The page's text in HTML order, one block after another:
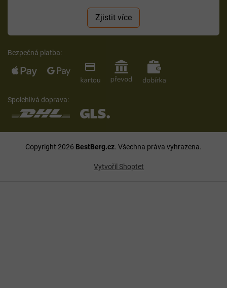
Zjistit více
Bezpečná platba:
Spolehlivá doprava:
Vytvořil Shoptet
Copyright 2026 BestBerg.cz. Všechna práva vyhrazena.